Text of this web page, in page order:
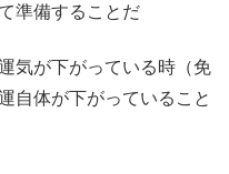
準備することだ
気が下がっている時（免
自体が下がっていること